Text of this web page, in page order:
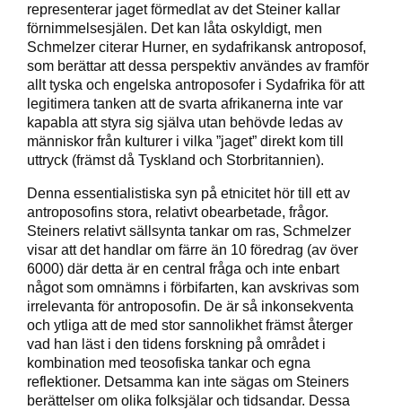
representerar jaget förmedlat av det Steiner kallar
förnimmelsesjälen. Det kan låta oskyldigt, men
Schmelzer citerar Hurner, en sydafrikansk antroposof,
som berättar att dessa perspektiv användes av framför
allt tyska och engelska antroposofer i Sydafrika för att
legitimera tanken att de svarta afrikanerna inte var
kapabla att styra sig själva utan behövde ledas av
människor från kulturer i vilka ”jaget” direkt kom till
uttryck (främst då Tyskland och Storbritannien).
Denna essentialistiska syn på etnicitet hör till ett av
antroposofins stora, relativt obearbetade, frågor.
Steiners relativt sällsynta tankar om ras, Schmelzer
visar att det handlar om färre än 10 föredrag (av över
6000) där detta är en central fråga och inte enbart
något som omnämns i förbifarten, kan avskrivas som
irrelevanta för antroposofin. De är så inkonsekventa
och ytliga att de med stor sannolikhet främst återger
vad han läst i den tidens forskning på området i
kombination med teosofiska tankar och egna
reflektioner. Detsamma kan inte sägas om Steiners
berättelser om olika folksjälar och tidsandar. Dessa